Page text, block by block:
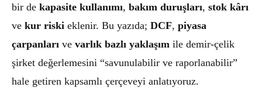
bir de kapasite kullanımı, bakım duruşları, stok kârı
ve kur riski eklenir. Bu yazıda; DCF, piyasa
çarpanları ve varlık bazlı yaklaşım ile demir-çelik
şirket değerlemesini “savunulabilir ve raporlanabilir”
hale getiren kapsamlı çerçeveyi anlatıyoruz.